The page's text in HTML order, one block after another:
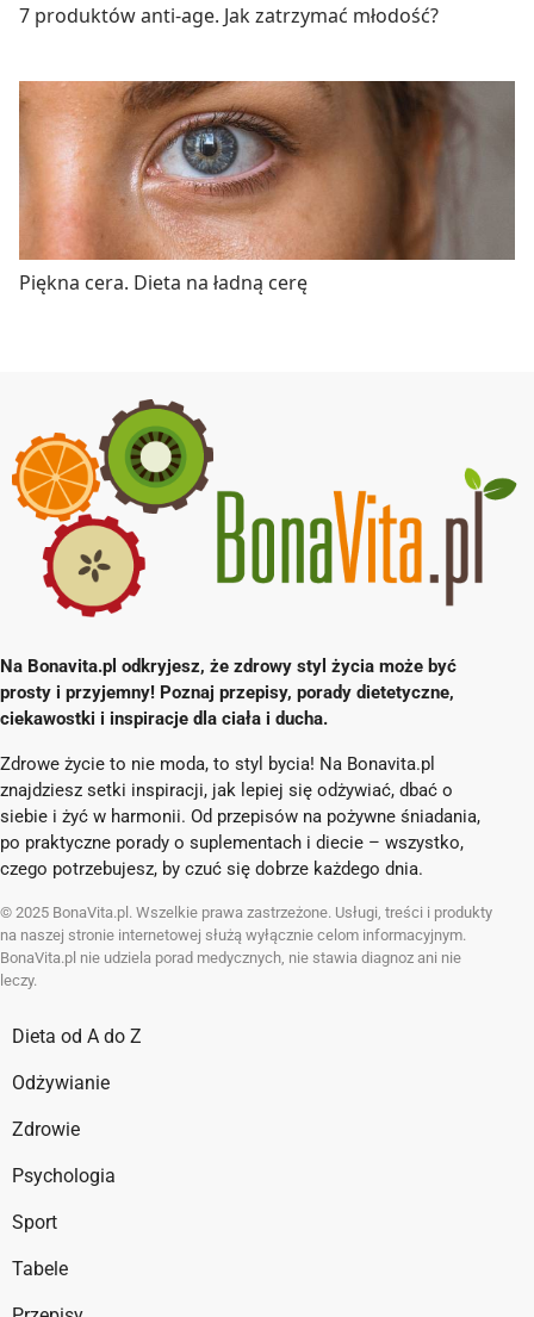
7 produktów anti-age. Jak zatrzymać młodość?
Piękna cera. Dieta na ładną cerę
Na Bonavita.pl odkryjesz, że zdrowy styl życia może być
prosty i przyjemny! Poznaj przepisy, porady dietetyczne,
ciekawostki i inspiracje dla ciała i ducha.
Zdrowe życie to nie moda, to styl bycia! Na Bonavita.pl
znajdziesz setki inspiracji, jak lepiej się odżywiać, dbać o
siebie i żyć w harmonii. Od przepisów na pożywne śniadania,
po praktyczne porady o suplementach i diecie – wszystko,
czego potrzebujesz, by czuć się dobrze każdego dnia.
© 2025 BonaVita.pl. Wszelkie prawa zastrzeżone. Usługi, treści i produkty
na naszej stronie internetowej służą wyłącznie celom informacyjnym.
BonaVita.pl nie udziela porad medycznych, nie stawia diagnoz ani nie
leczy.
Dieta od A do Z
Odżywianie
Zdrowie
Psychologia
Sport
Tabele